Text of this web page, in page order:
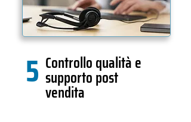
5 Controllo qualità e
supporto post
vendita